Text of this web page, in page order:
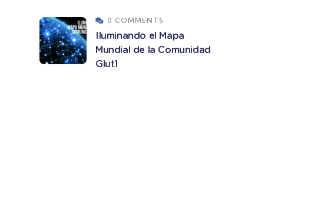
0 COMMENTS
Iluminando el Mapa
Mundial de la Comunidad
Glut1